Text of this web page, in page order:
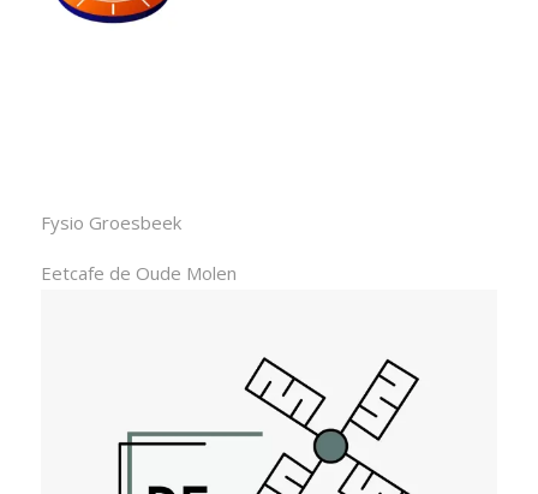
Fysio Groesbeek
Eetcafe de Oude Molen